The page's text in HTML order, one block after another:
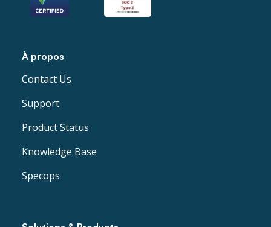
À propos
Contact Us
Support
Product Status
Knowledge Base
Specops